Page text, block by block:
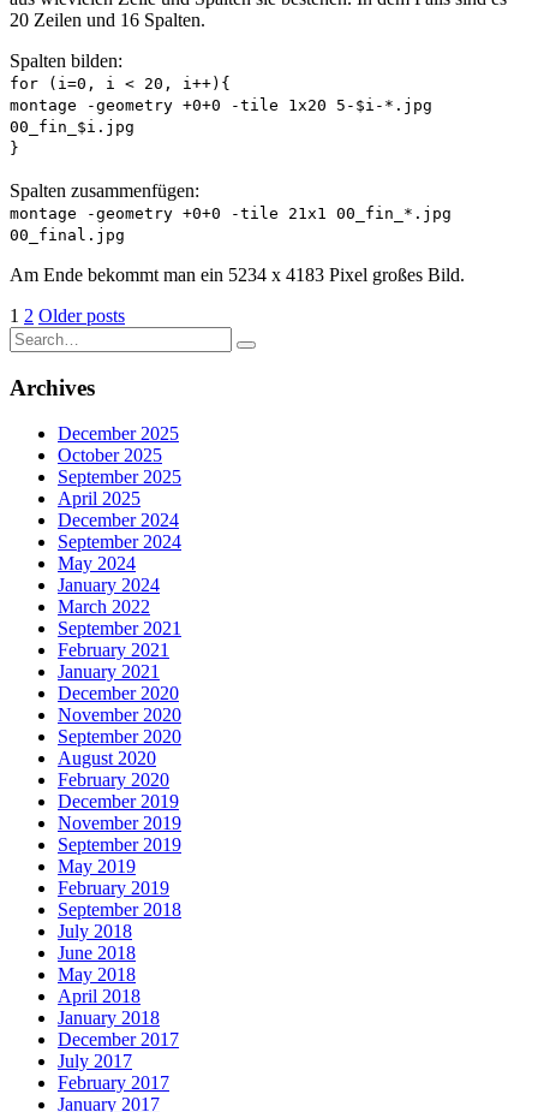
20 Zeilen und 16 Spalten.
Spalten bilden:
for (i=0, i < 20, i++){
montage -geometry +0+0 -tile 1x20 5-$i-*.jpg
00_fin_$i.jpg
}
Spalten zusammenfügen:
montage -geometry +0+0 -tile 21x1 00_fin_*.jpg
00_final.jpg
Am Ende bekommt man ein 5234 x 4183 Pixel großes Bild.
Posts
pagination
1 2 Older posts
Search
for:
Archives
December 2025
October 2025
September 2025
April 2025
December 2024
September 2024
May 2024
January 2024
March 2022
September 2021
February 2021
January 2021
December 2020
November 2020
September 2020
August 2020
February 2020
December 2019
November 2019
September 2019
May 2019
February 2019
September 2018
July 2018
June 2018
May 2018
April 2018
January 2018
December 2017
July 2017
February 2017
January 2017